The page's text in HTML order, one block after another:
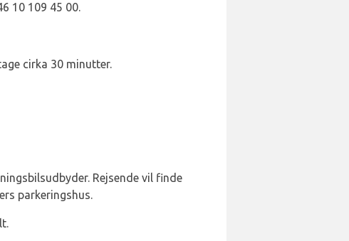
10 109 45 00.
cirka 30 minutter.
Rejsende vil finde
parkeringshus.